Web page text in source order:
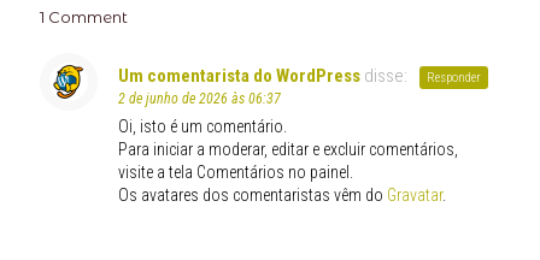
1 Comment
Um comentarista do WordPress disse:
2 de junho de 2026 às 06:37
Oi, isto é um comentário.
Para iniciar a moderar, editar e excluir comentários,
visite a tela Comentários no painel.
Os avatares dos comentaristas vêm do Gravatar.
Responder